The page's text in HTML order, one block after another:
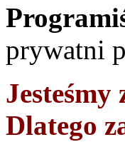
prywatni
Jesteśmy
Dlatego